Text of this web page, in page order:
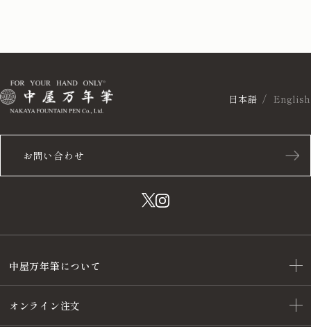
お問い合わせ
日本語 English
中屋万年筆について
オンライン注文